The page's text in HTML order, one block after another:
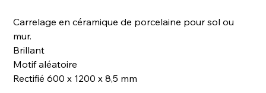
Carrelage en céramique de porcelaine pour sol ou
mur.
Brillant
Motif aléatoire
Rectifié 600 x 1200 x 8,5 mm